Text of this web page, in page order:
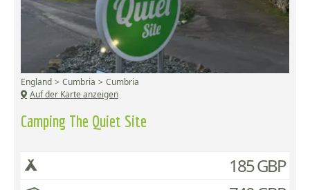
Camping The Quiet Site
England Cumbria
Cumbria
Auf der Karte anzeigen
185 GBP